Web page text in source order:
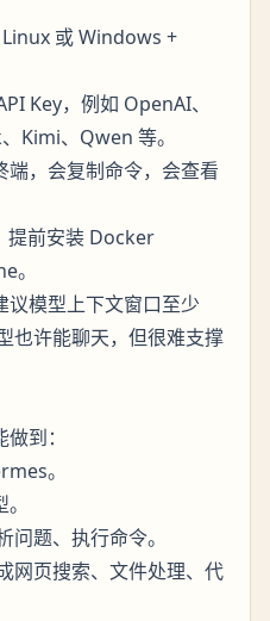
或 Windows +
Key，例如 OpenAI、
Kimi、Qwen 等。
，会复制命令，会查看
提前安装 Docker
。
模型上下文窗口至少
也许能聊天，但很难支撑
到：
。
题、执行命令。
网页搜索、文件处理、代